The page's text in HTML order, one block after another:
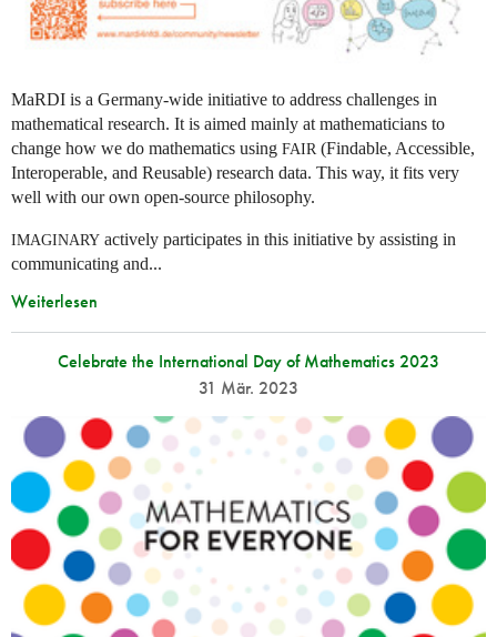
MaRDI is a Germany-wide initiative to address challenges in
mathematical research. It is aimed mainly at mathematicians to
change how we do mathematics using FAIR (Findable, Accessible,
Interoperable, and Reusable) research data. This way, it fits very
well with our own open-source philosophy.
IMAGINARY actively participates in this initiative by assisting in
communicating and...
Weiterlesen
Celebrate the International Day of Mathematics 2023
31 Mär. 2023